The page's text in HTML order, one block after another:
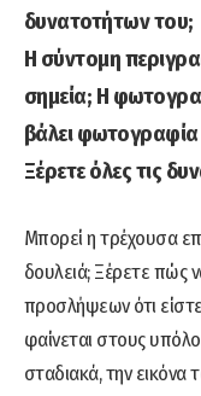
δυνατοτήτων του;
Η σύντομη
σημεία; Η
βάλει
Ξέρετε όλες τις
Μπορεί η τρέχουσα
δουλειά; Ξέρετε πώς
προσλήψεων ότι είστε
φαίνεται στους
σταδιακά, την εικόνα